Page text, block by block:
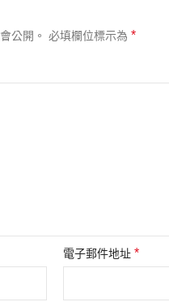
公開。 必填欄位標示為 *
電子郵件地址*